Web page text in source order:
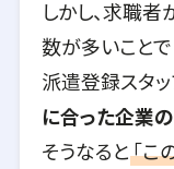
しかし、求職
数が多いこと
派遣登録スタ
に合った企業
そうなると「こ